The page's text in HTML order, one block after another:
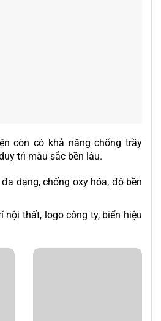
còn có khả năng chống trầy
trì màu sắc bền lâu.
dạng, chống oxy hóa, độ bền
nội thất, logo công ty, biển hiệu